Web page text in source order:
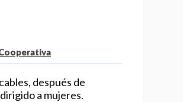
después de
a mujeres.